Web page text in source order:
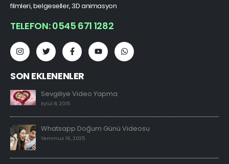
filmleri, belgeseller, 3D animasyon
TELEFON: 0545 671 1282
SON EKLENENLER
Sevgiliye Video Yapma
Eylül 8, 2015
Whatsapp Doğum Günü Videosu
Temmuz 16, 2025